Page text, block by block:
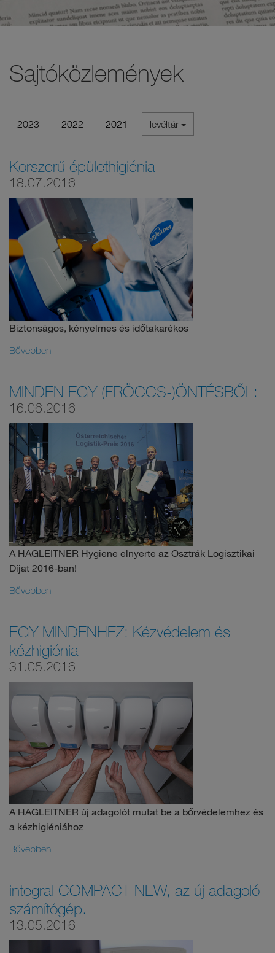
Sajtóközlemények
2023 2022 2021 levéltár
Korszerű épülethigiénia
18.07.2016
Biztonságos, kényelmes és időtakarékos
Bővebben
MINDEN EGY (FRÖCCS-)ÖNTÉSBŐL:
16.06.2016
A HAGLEITNER Hygiene elnyerte az Osztrák Logisztikai
Díjat 2016-ban!
Bővebben
EGY MINDENHEZ: Kézvédelem és
kézhigiénia
31.05.2016
A HAGLEITNER új adagolót mutat be a bőrvédelemhez és
a kézhigiéniához
Bővebben
integral COMPACT NEW, az új adagoló-
számítógép.
13.05.2016